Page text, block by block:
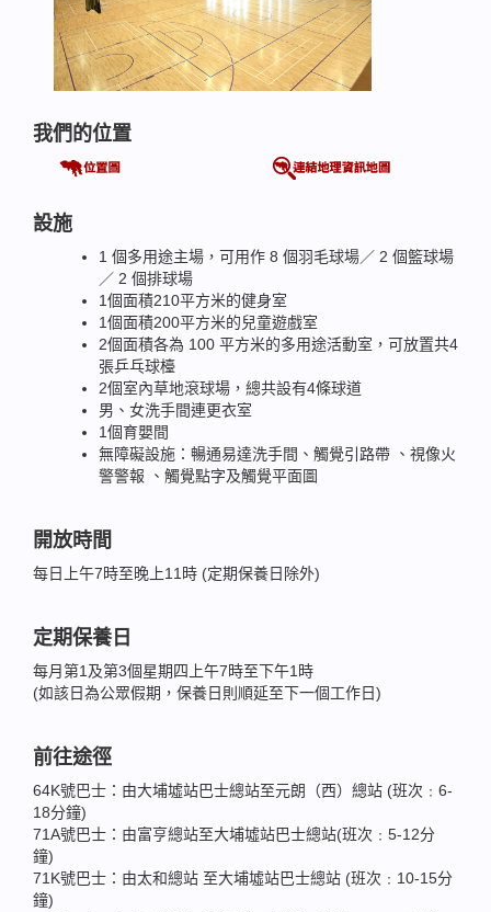
我們的位置
設施
1 個多用途主場，可用作 8 個羽毛球場／ 2 個籃球場
／ 2 個排球場
1個面積210平方米的健身室
1個面積200平方米的兒童遊戲室
2個面積各為 100 平方米的多用途活動室，可放置共4
張乒乓球檯
2個室內草地滾球場，總共設有4條球道
男、女洗手間連更衣室
1個育嬰間
無障礙設施：暢通易達洗手間、觸覺引路帶 、視像火
警警報 、觸覺點字及觸覺平面圖
開放時間
每日上午7時至晚上11時 (定期保養日除外)
定期保養日
每月第1及第3個星期四上午7時至下午1時
(如該日為公眾假期，保養日則順延至下一個工作日)
前往途徑
64K號巴士：由大埔墟站巴士總站至元朗（西）總站 (班次﹕6-
18分鐘)
71A號巴士：由富亨總站至大埔墟站巴士總站(班次﹕5-12分
鐘)
71K號巴士：由太和總站 至大埔墟站巴士總站 (班次﹕10-15分
鐘)